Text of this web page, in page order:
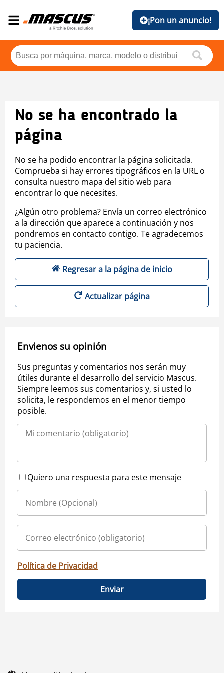
¡Pon un anuncio!
No se ha encontrado la
página
No se ha podido encontrar la página solicitada.
Comprueba si hay errores tipográficos en la URL o
consulta nuestro mapa del sitio web para
encontrar lo que necesites.
¿Algún otro problema? Envía un correo electrónico
a la dirección que aparece a continuación y nos
pondremos en contacto contigo. Te agradecemos
tu paciencia.
Regresar a la página de inicio
Actualizar página
Envienos su opinión
Sus preguntas y comentarios nos serán muy
útiles durante el desarrollo del servicio Mascus.
Siempre leemos sus comentarios y, si usted lo
solicita, le respondemos en el menor tiempo
posible.
Quiero una respuesta para este mensaje
Política de Privacidad
Enviar